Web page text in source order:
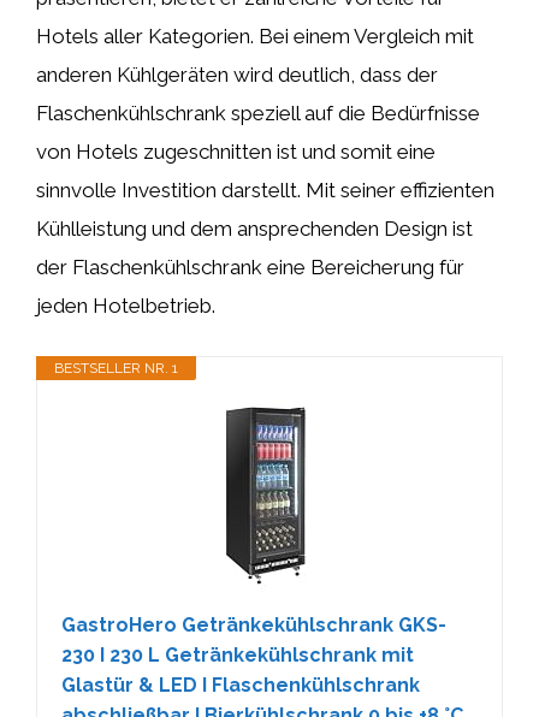
Hotels aller Kategorien. Bei einem Vergleich mit
anderen Kühlgeräten wird deutlich, dass der
Flaschenkühlschrank speziell auf die Bedürfnisse
von Hotels zugeschnitten ist und somit eine
sinnvolle Investition darstellt. Mit seiner effizienten
Kühlleistung und dem ansprechenden Design ist
der Flaschenkühlschrank eine Bereicherung für
jeden Hotelbetrieb.
BESTSELLER NR. 1
GastroHero Getränkekühlschrank GKS-
230 I 230 L Getränkekühlschrank mit
Glastür & LED I Flaschenkühlschrank